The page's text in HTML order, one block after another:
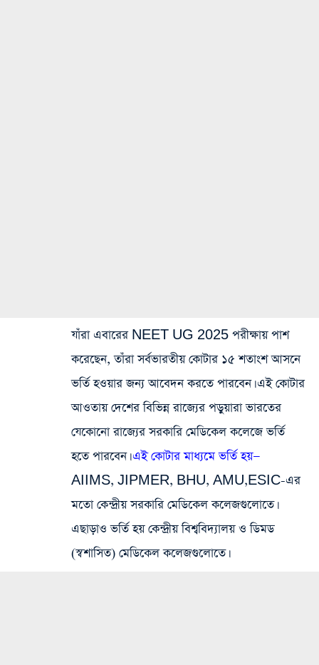
যাঁরা এবারের NEET UG 2025 পরীক্ষায় পাশ
করেছেন, তাঁরা সর্বভারতীয় কোটার ১৫ শতাংশ আসনে
ভর্তি হওয়ার জন্য আবেদন করতে পারবেন। এই কোটার
আওতায় দেশের বিভিন্ন রাজ্যের পড়ুয়ারা ভারতের
যেকোনো রাজ্যের সরকারি মেডিকেল কলেজে ভর্তি
হতে পারবেন।এই কোটার মাধ্যমে ভর্তি হয়—
AIIMS, JIPMER, BHU, AMU,ESIC-এর
মতো কেন্দ্রীয় সরকারি মেডিকেল কলেজগুলোতে।
এছাড়াও ভর্তি হয় কেন্দ্রীয় বিশ্ববিদ্যালয় ও ডিমড
(স্বশাসিত) মেডিকেল কলেজগুলোতে।